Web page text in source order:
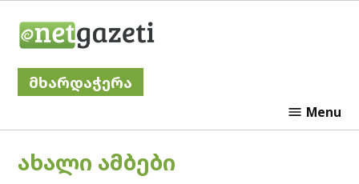
მხარდაჭერა
Menu
POSTED
ᲐᲮᲐᲚᲘ ᲐᲛᲑᲔᲑᲘ